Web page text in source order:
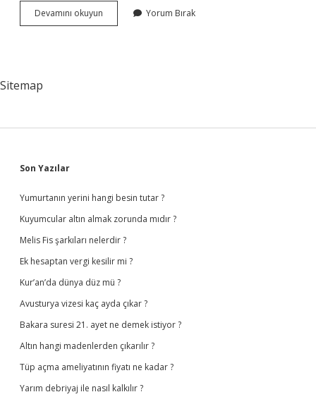
Devamını okuyun
Nasıl
Yorum Bırak
Sitemap
Sidebar
Son Yazılar
Yumurtanın yerini hangi besin tutar ?
Kuyumcular altın almak zorunda mıdır ?
Melis Fis şarkıları nelerdir ?
Ek hesaptan vergi kesilir mi ?
Kur’an’da dünya düz mü ?
Avusturya vizesi kaç ayda çıkar ?
Bakara suresi 21. ayet ne demek istiyor ?
Altın hangi madenlerden çıkarılır ?
Tüp açma ameliyatının fiyatı ne kadar ?
Yarım debriyaj ile nasıl kalkılır ?